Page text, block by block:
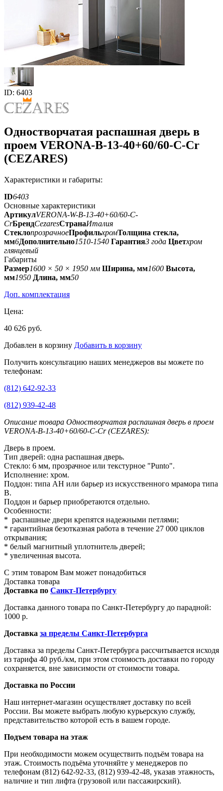
ID: 6403
Одностворчатая распашная дверь в
проем VERONA-B-13-40+60/60-C-Cr
(CEZARES)
Характеристики и габариты:
ID6403
Основные характеристики
АртикулVERONA-W-B-13-40+60/60-C-
CrБрендCezaresСтранаИталия
СтеклопрозрачноеПрофильхромТолщина стекла,
мм6Дополнительно1510-1540 Гарантия3 года Цветхром
глянцевый
Габариты
Размер1600 × 50 × 1950 мм Ширина, мм1600 Высота,
мм1950 Длина, мм50
Доп. комплектация
Цена:
40 626 руб.
Добавлен в корзину Добавить в корзину
Получить консультацию наших менеджеров вы можете по
телефонам:
(812) 642-92-33
(812) 939-42-48
Описание товара Одностворчатая распашная дверь в проем
VERONA-B-13-40+60/60-C-Cr (CEZARES):
Дверь в проем.
Тип дверей: одна распашная дверь.
Стекло: 6 мм, прозрачное или текстурное "Punto".
Исполнение: хром.
Поддон: типа AH или барьер из искусственного мрамора типа
B.
Поддон и барьер приобретаются отдельно.
Особенности:
* распашные двери крепятся надежными петлями;
* гарантийная безотказная работа в течение 27 000 циклов
открывания;
* белый магнитный уплотнитель дверей;
* увеличенная высота.
С этим товаром Вам может понадобиться
Доставка товара
Доставка по Санкт-Петербургу
Доставка данного товара по Санкт-Петербургу до парадной:
1000 р.
Доставка за пределы Санкт-Петербурга
Доставка за пределы Санкт-Петербурга рассчитывается исходя
из тарифа 40 руб./км, при этом стоимость доставки по городу
сохраняется, вне зависимости от стоимости товара.
Доставка по России
Наш интернет-магазин осуществляет доставку по всей
России. Вы можете выбрать любую курьерскую службу,
представительство которой есть в вашем городе.
Подъем товара на этаж
При необходимости можем осуществить подъём товара на
этаж. Стоимость подъёма уточняйте у менеджеров по
телефонам (812) 642-92-33, (812) 939-42-48, указав этажность,
наличие и тип лифта (грузовой или пассажирский).